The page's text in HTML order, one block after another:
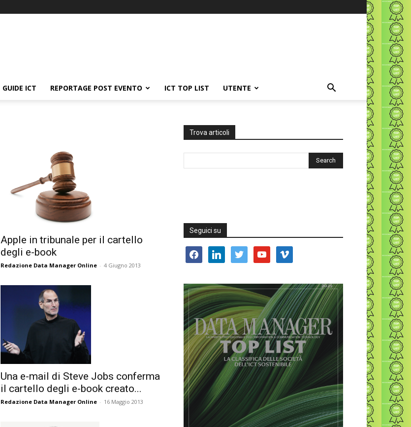
GUIDE ICT REPORTAGE POST EVENTO ICT TOP LIST UTENTE
Apple in tribunale per il cartello
degli e-book
Redazione Data Manager Online - 4 Giugno 2013
Una e-mail di Steve Jobs conferma
il cartello degli e-book creato...
Redazione Data Manager Online - 16 Maggio 2013
Trova articoli
Seguici su
facebooklinkedin twitter youtube vimeo